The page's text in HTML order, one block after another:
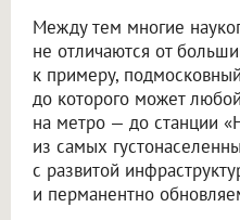
Между тем многие
не отличаются от
к примеру,
до которого может
на метро — до станции
из самых
с развитой
и перманентно